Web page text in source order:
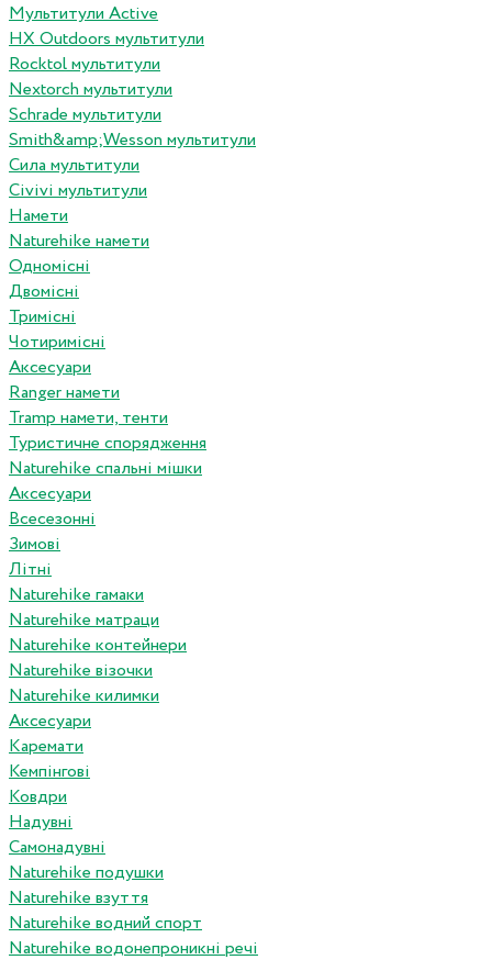
Мультитули Active
HX Outdoors мультитули
Rocktol мультитули
Nextorch мультитули
Schrade мультитули
Smith&amp;Wesson мультитули
Сила мультитули
Civivi мультитули
Намети
Naturehike намети
Одномісні
Двомісні
Тримісні
Чотиримісні
Аксесуари
Ranger намети
Tramp намети, тенти
Туристичне спорядження
Naturehike спальні мішки
Аксесуари
Всесезонні
Зимові
Літні
Naturehike гамаки
Naturehike матраци
Naturehike контейнери
Naturehike візочки
Naturehike килимки
Аксесуари
Каремати
Кемпінгові
Ковдри
Надувні
Самонадувні
Naturehike подушки
Naturehike взуття
Naturehike водний спорт
Naturehike водонепроникні речі